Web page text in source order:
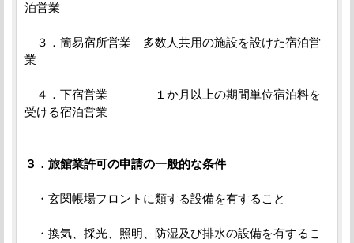
泊営業
３．簡易宿所営業 多数人共用の施設を設けた宿泊営
業
４．下宿営業 １か月以上の期間単位宿泊料を
受ける宿泊営業
３．旅館業許可の申請の一般的な条件
・玄関帳場フロントに類する設備を有すること
・換気、採光、照明、防湿及び排水の設備を有するこ